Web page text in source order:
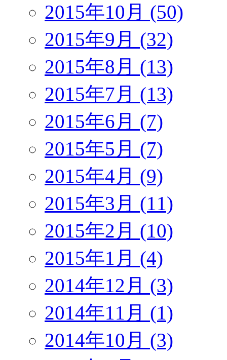
2015年10月 (50)
2015年9月 (32)
2015年8月 (13)
2015年7月 (13)
2015年6月 (7)
2015年5月 (7)
2015年4月 (9)
2015年3月 (11)
2015年2月 (10)
2015年1月 (4)
2014年12月 (3)
2014年11月 (1)
2014年10月 (3)